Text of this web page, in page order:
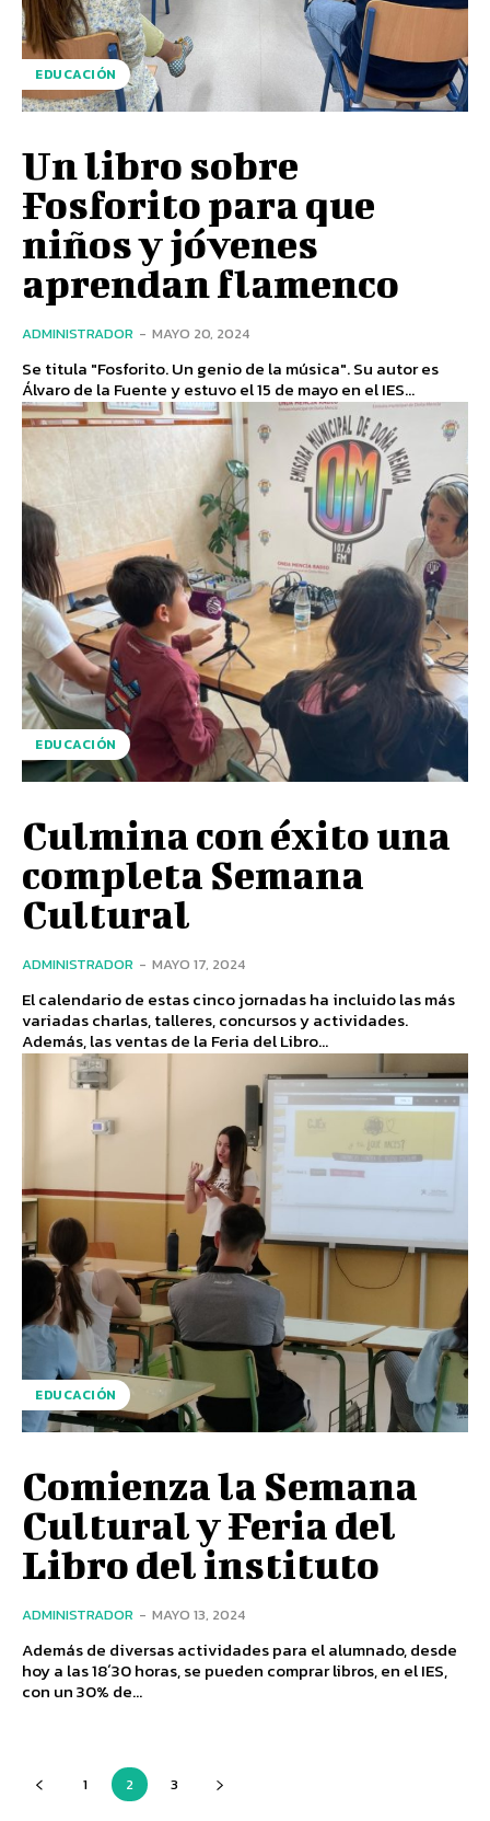
EDUCACIÓN
Un libro sobre
Fosforito para que
niños y jóvenes
aprendan flamenco
ADMINISTRADOR - MAYO 20, 2024
Se titula "Fosforito. Un genio de la música". Su autor es
Álvaro de la Fuente y estuvo el 15 de mayo en el IES...
EDUCACIÓN
Culmina con éxito una
completa Semana
Cultural
ADMINISTRADOR - MAYO 17, 2024
El calendario de estas cinco jornadas ha incluido las más
variadas charlas, talleres, concursos y actividades.
Además, las ventas de la Feria del Libro...
EDUCACIÓN
Comienza la Semana
Cultural y Feria del
Libro del instituto
ADMINISTRADOR - MAYO 13, 2024
Además de diversas actividades para el alumnado, desde
hoy a las 18´30 horas, se pueden comprar libros, en el IES,
con un 30% de...
1 2 3